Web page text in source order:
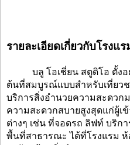
รายละเอียดเกี่ยวกับโรงแร
บลู โอเชี่ยน สตูดิโอ ตั้งอยู่
ต้นที่สมบูรณ์แบบสำหรับเที่ยว
บริการสิ่งอำนวยความสะดว
ความสะดวกสบายสูงสุดแก่ผู้
ต่างๆ เช่น ที่จอดรถ ลิฟท์ บริก
พื้นที่สาธารณะ ได้ที่โรงแรม